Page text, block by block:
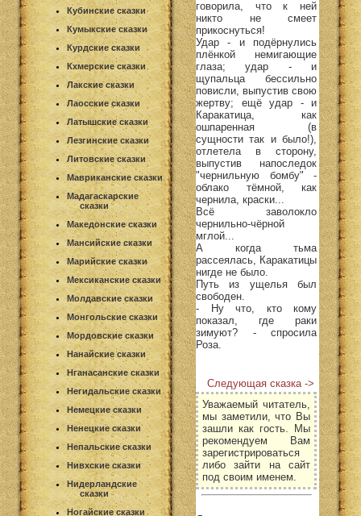
Кубинские сказки
Кумыкские сказки
Курдские сказки
Кхмерские сказки
Лакские сказки
Лаосские сказки
Латышские сказки
Лезгинские сказки
Литовские сказки
Мавриканские сказки
Мадагаскарские
сказки
Македонские сказки
Мансийские сказки
Марийские сказки
Мексиканские сказки
Молдавские сказки
Монгольские сказки
Мордовские сказки
Нанайские сказки
Нганасанские сказки
Негидальские сказки
Немецкие сказки
Ненецкие сказки
Непальские сказки
Нивхские сказки
Нидерландские
сказки
Ногайские сказки
говорила, что к ней
никто не смеет
прикоснуться!
Удар - и подёрнулись
плёнкой немигающие
глаза; удар - и
щупальца бессильно
повисли, выпустив свою
жертву; ещё удар - и
Каракатица, как
ошпаренная (в
сущности так и было!),
отлетела в сторону,
выпустив напоследок
"чернильную бомбу" -
облако тёмной, как
чернила, краски...
Всё заволокло
чернильно-чёрной
мглой...
А когда тьма
рассеялась, Каракатицы
нигде не было.
Путь из ущелья был
свободен.
- Ну что, кто кому
показал, где раки
зимуют? - спросила
Роза.
Следующая сказка ->
Уважаемый читатель,
мы заметили, что Вы
зашли как гость. Мы
рекомендуем Вам
зарегистрироваться
либо зайти на сайт
под своим именем.